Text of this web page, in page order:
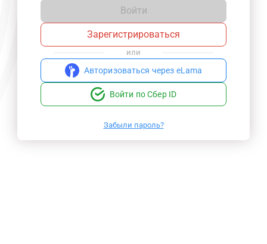
Войти
Зарегистрироваться
или
Авторизоваться через eLama
Войти по Сбер ID
Забыли пароль?